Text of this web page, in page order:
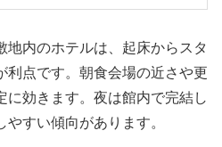
地内のホテルは、起床からスタ
利点です。朝食会場の近さや更
に効きます。夜は館内で完結し
すい傾向があります。